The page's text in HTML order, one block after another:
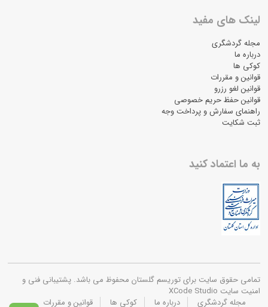
لینک های مفید
مجله گردشگری
درباره ما
کوکی ها
قوانین و مقررات
قوانین لغو رزرو
قوانین حفظ حریم خصوصی
راهنمای سفارش و پرداخت وجه
ثبت شکایت
به ما اعتماد کنید
تمامی حقوق سایت برای توریسم گلستان محفوظ می باشد. پشتیبانی فنی و
امنیت سایت XCode Studio
مجله گردشگری
درباره ما کوکی ها قوانین و مقررات